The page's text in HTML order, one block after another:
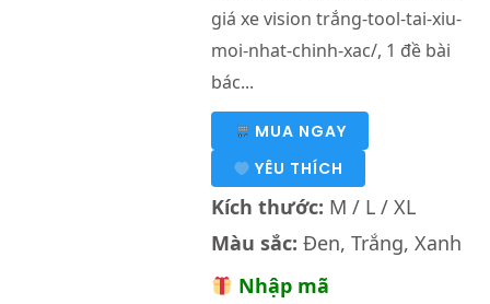
giá xe vision trắng-tool-tai-xiu-
moi-nhat-chinh-xac/, 1 đề bài
bác...
MUA NGAY
YÊU THÍCH
Kích thước: M / L / XL
Màu sắc: Đen, Trắng, Xanh
Nhập mã